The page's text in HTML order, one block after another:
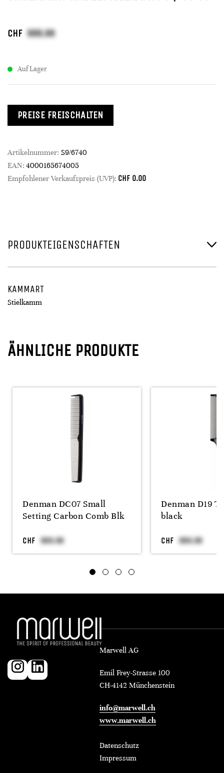
CHF
Auf Lager
PREISE FREISCHALTEN
Artikelnummer: S9/6740
EAN: 4000165674005
Empfohlener Verkaufspreis (UVP): CHF 0.00
PRODUKTEIGENSCHAFTEN
KAMMART
Stielkamm
ÄHNLICHE PRODUKTE
Denman DC07 Small
Setting Carbon Comb Blk
CHF
Denman D19
black
CHF
Marwell AG
Emil Frey-Strasse 100
CH-4142 Münchenstein
info@marwell.ch
www.marwell.ch
Datenschutz
Impressum